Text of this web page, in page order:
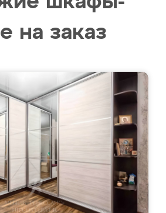
на заказ